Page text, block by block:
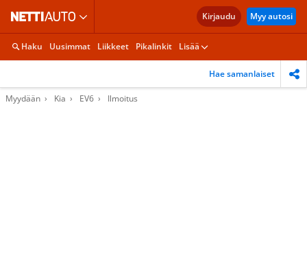
Kirjaudu Myy autosi
Haku Uusimmat Liikkeet Pikalinkit Lisää
Hae samanlaiset
Myydään Kia EV6 Ilmoitus